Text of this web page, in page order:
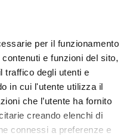
per il funzionamento
e funzioni del sito,
traffico degli utenti e
in cui l'utente utilizza il
che l’utente ha fornito
creando elenchi di
connessi a preferenze e
PROGETTI NEWS